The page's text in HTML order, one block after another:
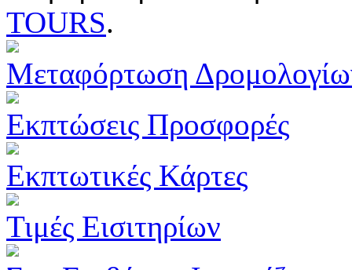
TOURS.
Μεταφόρτωση
Εκπτώσεις Προσφορές
Εκπτωτικές Κάρτες
Τιμές Εισιτηρίων